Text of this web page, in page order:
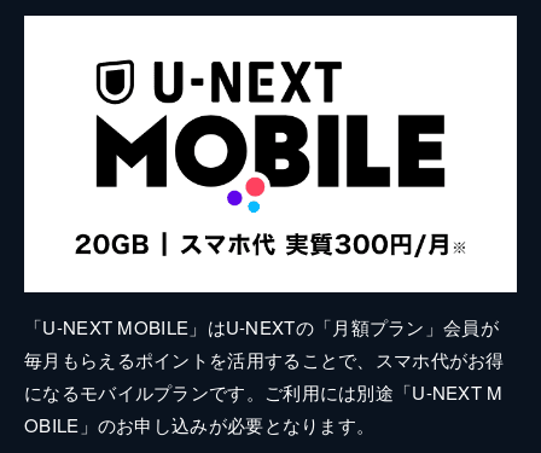
「U-NEXT MOBILE」はU-NEXTの「月額プラン」会員が
毎月もらえるポイントを活用することで、スマホ代がお得
になるモバイルプランです。ご利用には別途「U-NEXT M
OBILE」のお申し込みが必要となります。